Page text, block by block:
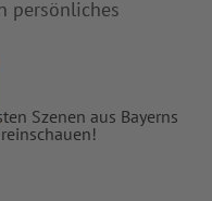
persönliches
Szenen aus Bayerns